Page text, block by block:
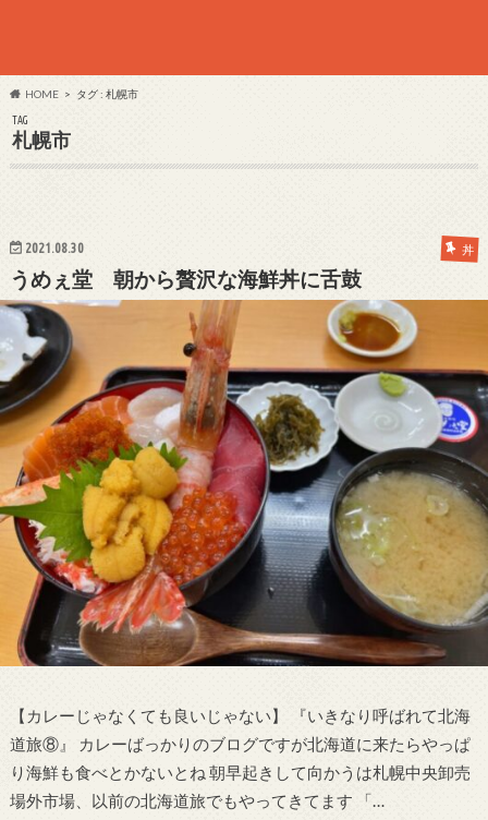
HOME タグ : 札幌市
TAG
札幌市
2021.08.30 丼
うめぇ堂 朝から贅沢な海鮮丼に舌鼓
【カレーじゃなくても良いじゃない】 『いきなり呼ばれて北海
道旅⑧』 カレーばっかりのブログですが北海道に来たらやっぱ
り海鮮も食べとかないとね 朝早起きして向かうは札幌中央卸売
場外市場、以前の北海道旅でもやってきてます 「…